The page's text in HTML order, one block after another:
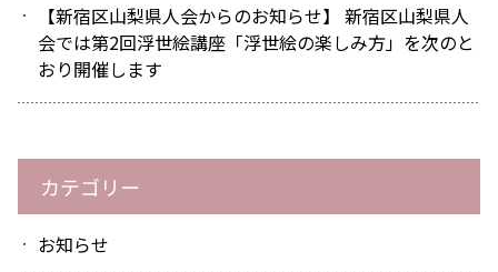
【新宿区山梨県人会からのお知らせ】 新宿区山梨県人
会では第2回浮世絵講座「浮世絵の楽しみ方」を次のと
おり開催します
カテゴリー
お知らせ